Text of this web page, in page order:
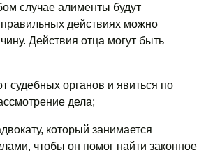
случае алименты будут
действиях можно
Действия отца могут быть
судебных органов и явиться по
дела;
который занимается
чтобы он помог найти законное